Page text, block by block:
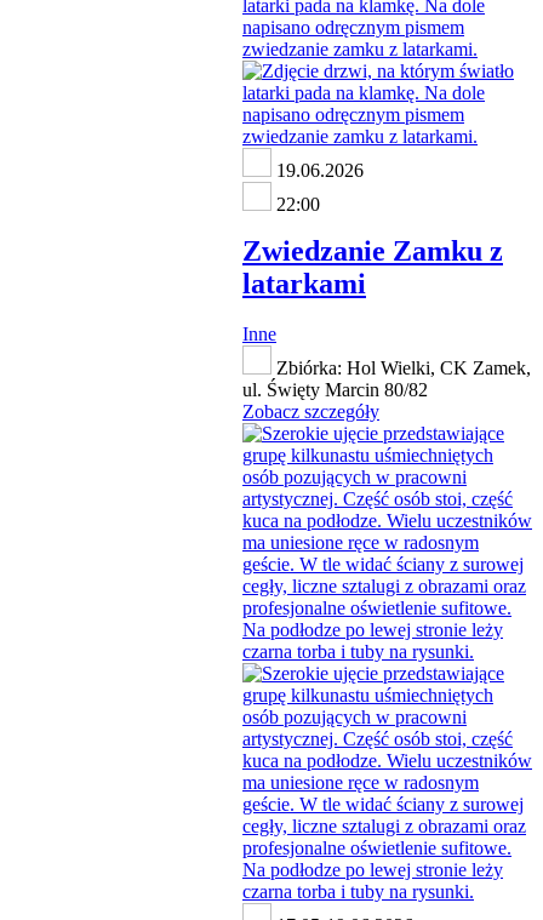
19.06.2026
22:00
Zwiedzanie Zamku z
latarkami
Inne
Zbiórka: Hol Wielki, CK Zamek,
ul. Święty Marcin 80/82
Zobacz szczegóły